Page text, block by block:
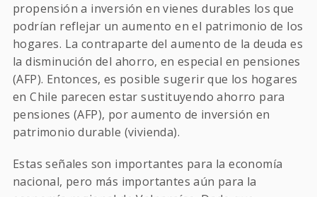
propensión a inversión en vienes durables los que
podrían reflejar un aumento en el patrimonio de los
hogares. La contraparte del aumento de la deuda es
la disminución del ahorro, en especial en pensiones
(AFP). Entonces, es posible sugerir que los hogares
en Chile parecen estar sustituyendo ahorro para
pensiones (AFP), por aumento de inversión en
patrimonio durable (vivienda).
Estas señales son importantes para la economía
nacional, pero más importantes aún para la